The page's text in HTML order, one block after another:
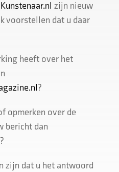
Kunstenaar.nl zijn nieuw
voorstellen dat u daar
heeft over het
?
opmerken over de
bericht dan
?
zijn dat u het antwoord